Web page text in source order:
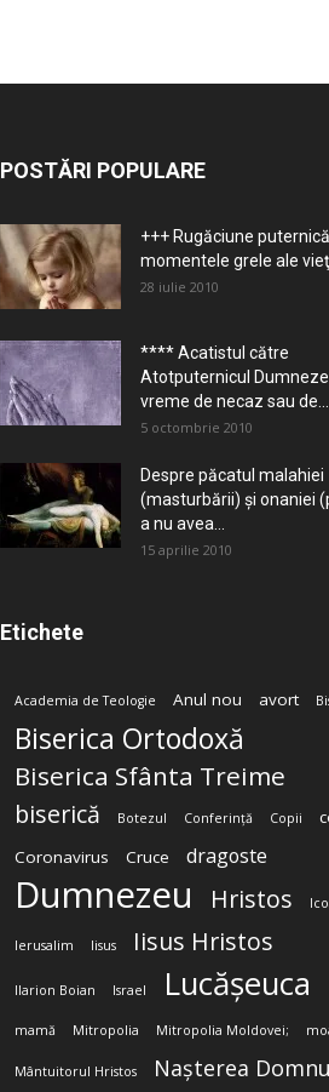
POSTĂRI POPULARE
+++ Rugăciune
momentele grele ale
28 iulie 2010
**** Acatistul către
Atotputernicul
vreme de necaz sau de...
5 octombrie 2010
Despre păcatul malahiei
(masturbării) şi onaniei
a nu avea...
15 aprilie 2010
Etichete
Academia de Teologie Anul nou avort
Biserica Ortodoxă
Biserica Sfânta Treime
biserică Botezul Conferință Copii
Coronavirus
Cruce dragoste
Dumnezeu Hristos
Ierusalim Iisus Iisus Hristos
Ilarion Boian Israel Lucășeuca
mamă Mitropolia Mitropolia Moldovei;
Mântuitorul Hristos Nașterea